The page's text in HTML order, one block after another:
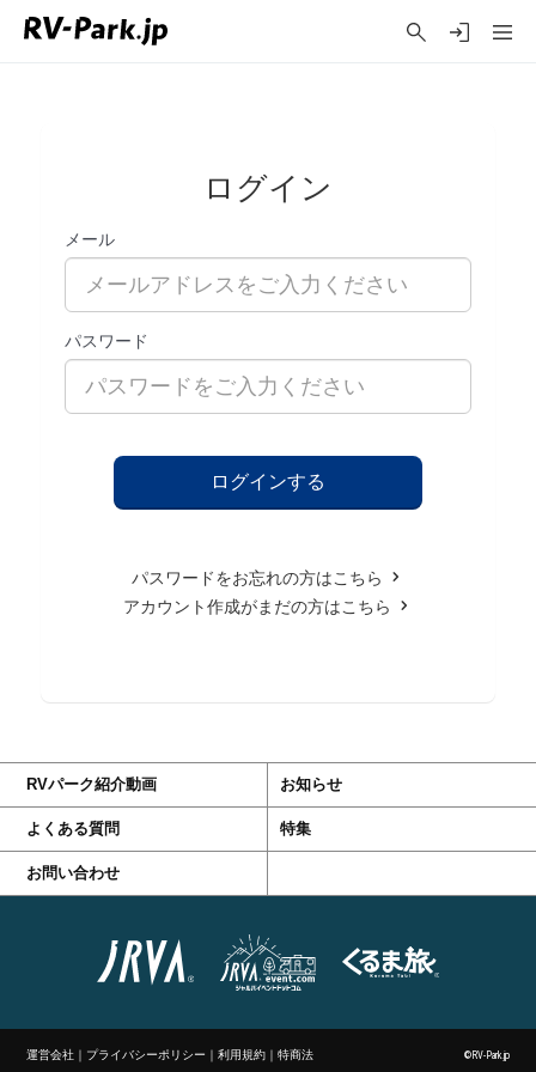
ログイン
メール
パスワード
パスワードをお忘れの方はこちら
アカウント作成がまだの方はこちら
RVパーク紹介動画 お知らせ
よくある質問 特集
お問い合わせ
運営会社 ｜ プライバシーポリシー ｜利用規約 ｜特商法 ©RV-Park.jp